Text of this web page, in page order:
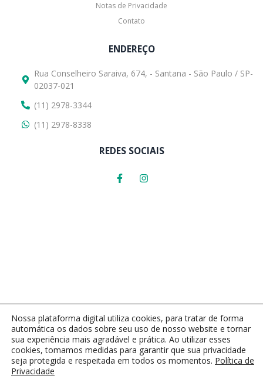
Notas de Privacidade
Contato
ENDEREÇO
Rua Conselheiro Saraiva, 674, - Santana - São Paulo / SP-
02037-021
(11) 2978-3344
(11) 2978-8338
REDES SOCIAIS
Respirox - 2023 | Todos os Direitos Reservados | Desenvolvido com por
Nossa plataforma digital utiliza cookies, para tratar de forma
automática os dados sobre seu uso de nosso website e tornar
sua experiência mais agradável e prática. Ao utilizar esses
cookies, tomamos medidas para garantir que sua privacidade
seja protegida e respeitada em todos os momentos. Política de
Privacidade